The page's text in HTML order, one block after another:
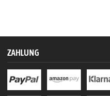
ZAHLUNG